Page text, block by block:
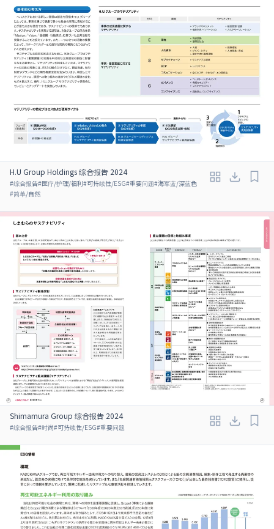
H.U Group Holdings 综合报告 2024
#综合报告#医疗/护理/福利#可持续性/ESG#重要问题#海军蓝/深蓝色
#简单/自然
Shimamura Group 综合报告 2024
#综合报告#时尚#可持续性/ESG#重要问题